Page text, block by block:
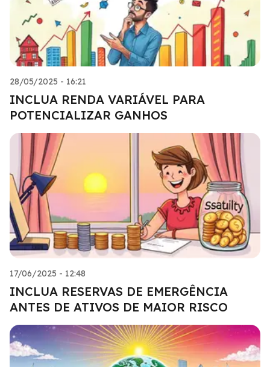
28/05/2025 - 16:21
INCLUA RENDA VARIÁVEL PARA
POTENCIALIZAR GANHOS
17/06/2025 - 12:48
INCLUA RESERVAS DE EMERGÊNCIA
ANTES DE ATIVOS DE MAIOR RISCO